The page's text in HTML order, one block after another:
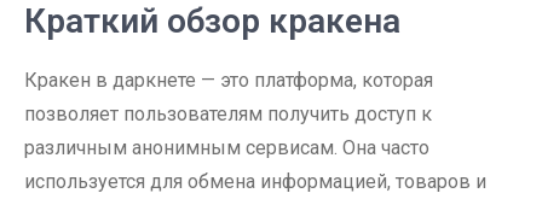
Краткий обзор кракена
Кракен в даркнете — это платформа, которая
позволяет пользователям получить доступ к
различным анонимным сервисам. Она часто
используется для обмена информацией, товаров и